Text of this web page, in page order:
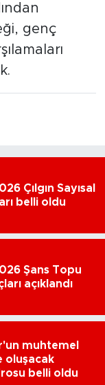
genç
Çılgın Sayısal
belli oldu
Şans Topu
açıklandı
muhtemel
oluşacak
belli oldu